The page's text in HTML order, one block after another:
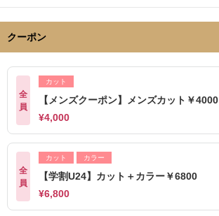
クーポン
全
員
カット
【メンズクーポン】メンズカット￥4000
¥4,000
全
員
カット カラー
【学割U24】カット＋カラー￥6800
¥6,800